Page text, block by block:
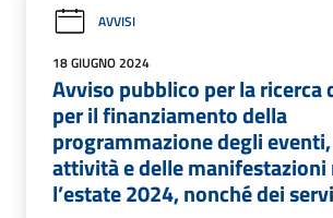
AVVISI
18 GIUGNO 2024
Avviso pubblico per la ricerca
per il finanziamento della
programmazione degli
attività e delle
l’estate 2024, nonché dei